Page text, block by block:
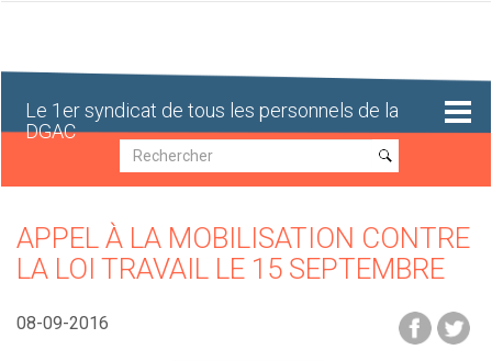
Le 1er syndicat de tous les personnels de la
DGAC
Recherche
Recherche
APPEL À LA MOBILISATION CONTRE
LA LOI TRAVAIL LE 15 SEPTEMBRE
08-09-2016